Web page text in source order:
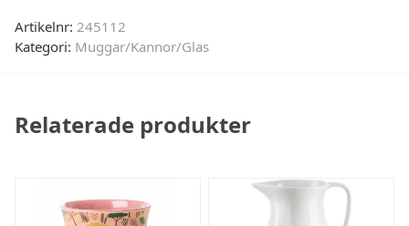
Artikelnr: 245112
Kategori: Muggar/Kannor/Glas
Relaterade produkter